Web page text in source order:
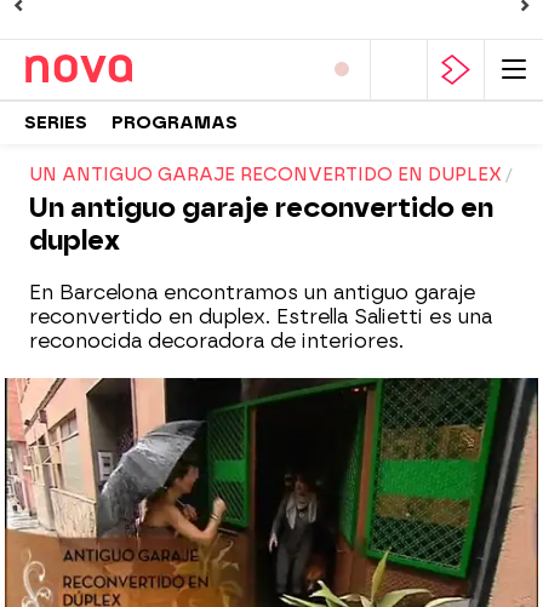
SERIES PROGRAMAS
UN ANTIGUO GARAJE RECONVERTIDO EN DUPLEX
Un antiguo garaje reconvertido en
duplex
En Barcelona encontramos un antiguo garaje
reconvertido en duplex. Estrella Salietti es una
reconocida decoradora de interiores.
Nova